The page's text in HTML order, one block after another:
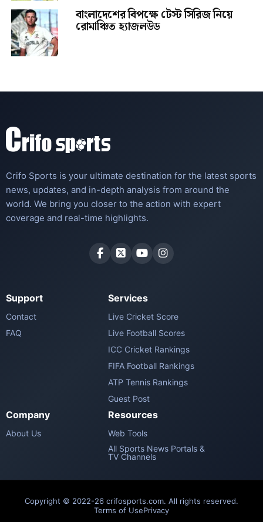
বাংলাদেশের বিপক্ষে টেস্ট সিরিজ নিয়ে
রোমাঞ্চিত হ্যাজলউড
Crifo Sports is your ultimate destination for the latest sports
news, updates, and in-depth analysis from around the
world. We bring you closer to the action with expert
coverage and real-time highlights.
Support
Contact
FAQ
Services
Live Cricket Score
Live Football Scores
ICC Cricket Rankings
FIFA Football Rankings
ATP Tennis Rankings
Guest Post
Company
About Us
Resources
Web Tools
All Sports News Portals &
TV Channels
Copyright © 2022-26 crifosports.com. All rights reserved.
Terms of UsePrivacy